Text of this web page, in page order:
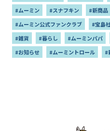
#ムーミン
#スナフキン #新商品
#ムーミン公式ファンクラブ
#宝島
#雑貨
#暮らし #ムーミンパパ
#お知らせ
#ムーミントロール #